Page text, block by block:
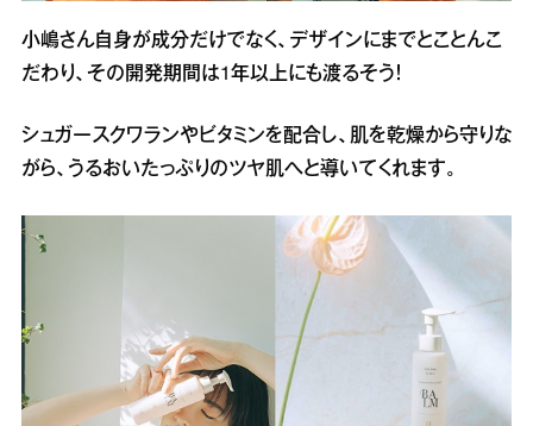
小嶋さん自身が成分だけでなく、デザインにまでとことんこ
だわり、その開発期間は1年以上にも渡るそう！
シュガースクワランやビタミンを配合し、肌を乾燥から守りな
がら、うるおいたっぷりのツヤ肌へと導いてくれます。